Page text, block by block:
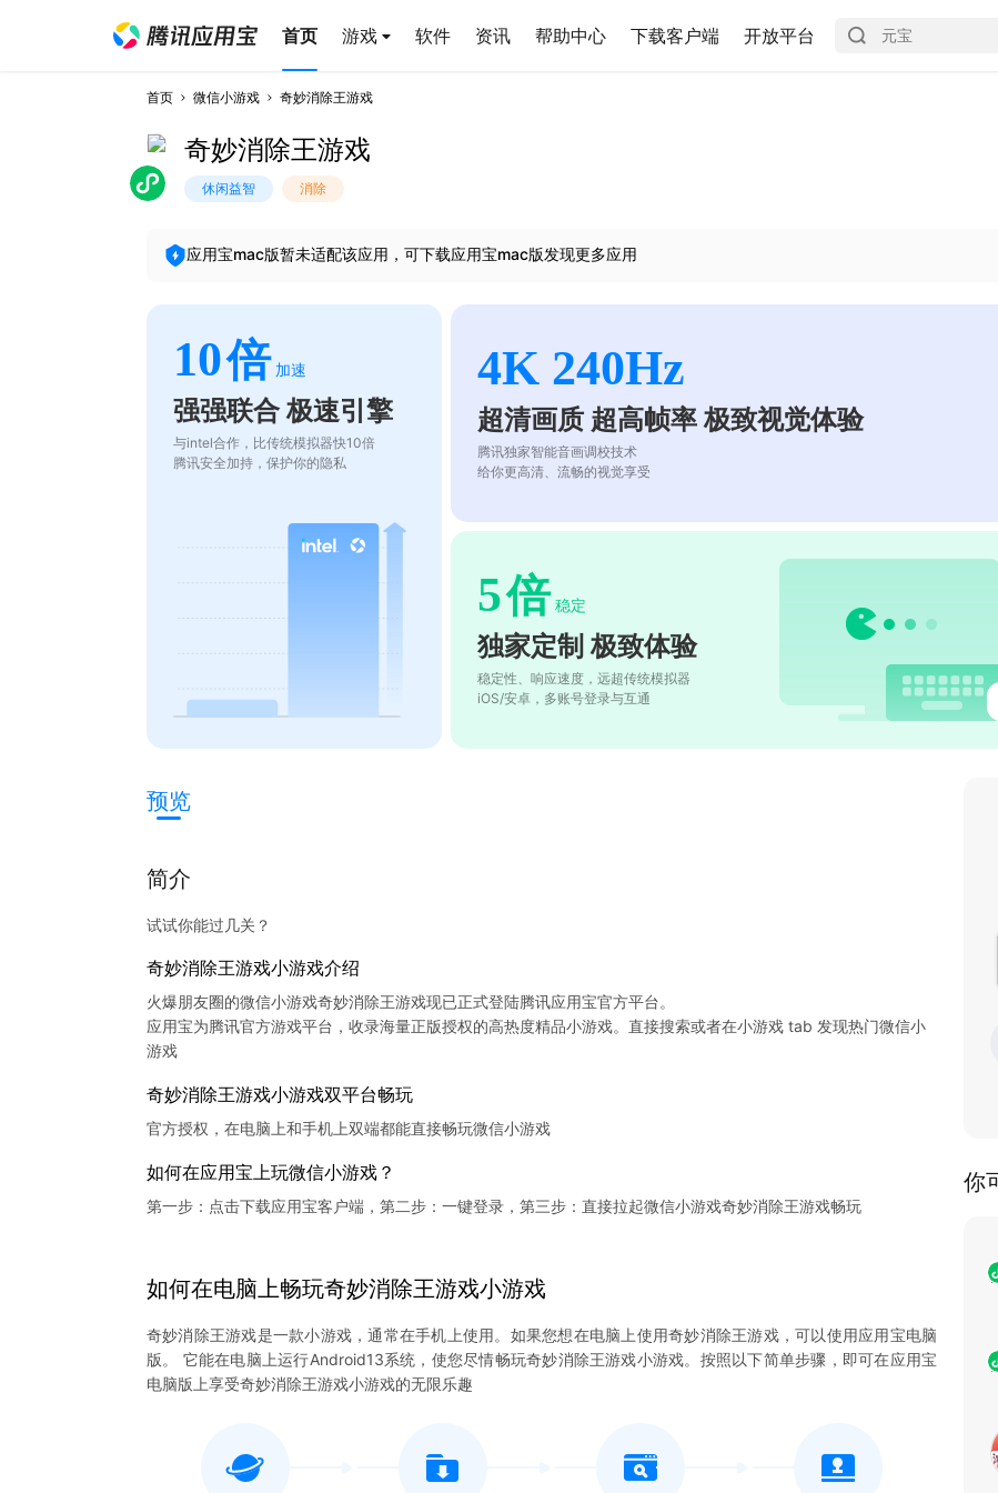
首页 游戏 软件 资讯 帮助中心 下载客户端 开放平台
首页 微信小游戏 奇妙消除王游戏
奇妙消除王游戏
休闲益智 消除
应用宝mac版暂未适配该应用，可下载应用宝mac版发现更多应用
10倍 加速
强强联合 极速引擎
与intel合作，比传统模拟器快10倍
腾讯安全加持，保护你的隐私
4K 240Hz
超清画质 超高帧率 极致视觉体验
腾讯独家智能音画调校技术
给你更高清、流畅的视觉享受
5倍 稳定
独家定制 极致体验
稳定性、响应速度，远超传统模拟器
iOS/安卓，多账号登录与互通
预览
简介
试试你能过几关？
奇妙消除王游戏小游戏介绍
火爆朋友圈的微信小游戏奇妙消除王游戏现已正式登陆腾讯应用宝官方平台。
应用宝为腾讯官方游戏平台，收录海量正版授权的高热度精品小游戏。直接搜索或者在小游戏 tab 发现热门微信小
奇妙消除王游戏小游戏双平台畅玩
官方授权，在电脑上和手机上双端都能直接畅玩微信小游戏
如何在应用宝上玩微信小游戏？
第一步：点击下载应用宝客户端，第二步：一键登录，第三步：直接拉起微信小游戏奇妙消除王游戏畅玩
如何在电脑上畅玩奇妙消除王游戏小游戏
奇妙消除王游戏是一款小游戏，通常在手机上使用。如果您想在电脑上使用奇妙消除王游戏，可以使用应用宝电脑
版。 它能在电脑上运行Android13系统，使您尽情畅玩奇妙消除王游戏小游戏。按照以下简单步骤，即可在应用宝
电脑版上享受奇妙消除王游戏小游戏的无限乐趣
你